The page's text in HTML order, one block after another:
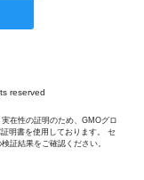
reserved
在性の証明のため、GMOグロ
明書を使用しております。 セ
証結果をご確認ください。